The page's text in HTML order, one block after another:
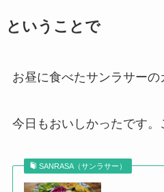
ということで
お昼に食べたサンラサーの
今日もおいしかったです。
SANRASA（サンラサー）